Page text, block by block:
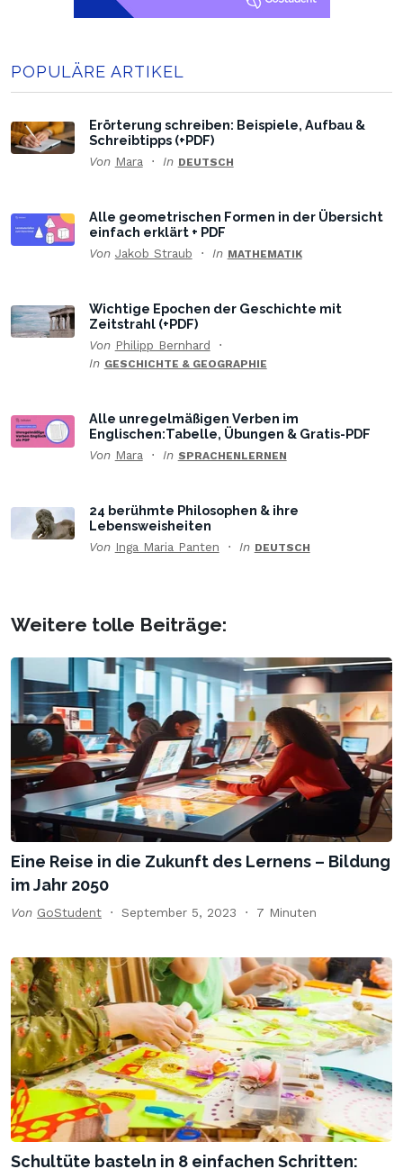
POPULÄRE ARTIKEL
Erörterung schreiben: Beispiele, Aufbau &
Schreibtipps (+PDF)
Von Mara In DEUTSCH
Alle geometrischen Formen in der Übersicht
einfach erklärt + PDF
Von Jakob Straub In MATHEMATIK
Wichtige Epochen der Geschichte mit
Zeitstrahl (+PDF)
Von Philipp Bernhard
In GESCHICHTE & GEOGRAPHIE
Alle unregelmäßigen Verben im
Englischen:Tabelle, Übungen & Gratis-PDF
Von Mara In SPRACHENLERNEN
24 berühmte Philosophen & ihre
Lebensweisheiten
Von Inga Maria Panten In DEUTSCH
Weitere tolle Beiträge:
Eine Reise in die Zukunft des Lernens – Bildung
im Jahr 2050
Von GoStudent September 5, 2023 7 Minuten
Schultüte basteln in 8 einfachen Schritten: